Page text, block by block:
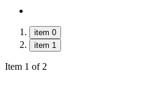
item 0
item 1
Item 1 of 2